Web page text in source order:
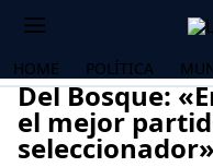
HOME POLÍTICA
Del Bosque:
el mejor
seleccionador»